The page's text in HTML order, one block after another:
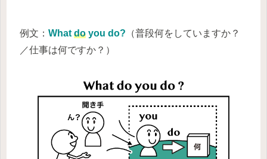
例文： What do you do? （普段何をしていますか？
／仕事は何ですか？）